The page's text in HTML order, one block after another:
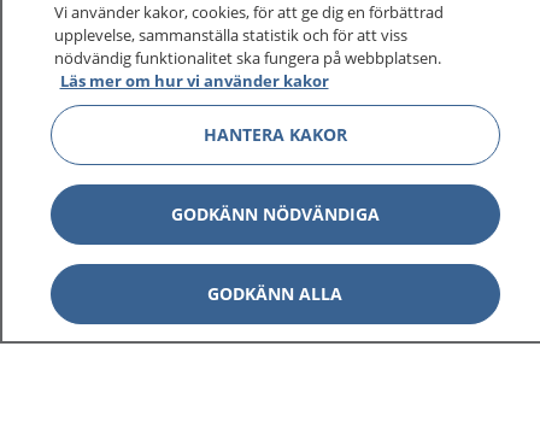
1177 på flera språk
Om 1177 Visa
Kontakt Visa
Behandling av personuppgifter
Vi använder kakor, cookies, för att ge dig en förbättrad
upplevelse, sammanställa statistik och för att viss
nödvändig funktionalitet ska fungera på webbplatsen.
Läs mer om hur vi använder kakor
HANTERA KAKOR
GODKÄNN NÖDVÄNDIGA
GODKÄNN ALLA